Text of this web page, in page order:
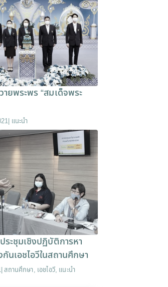
ยพระพร “สมเด็จพระ
| แนะนำ
ระชุมเชิงปฏิบัติการหา
นเอชไอวีในสถานศึกษา
|สถานศึกษา, เอชไอวี, แนะนำ